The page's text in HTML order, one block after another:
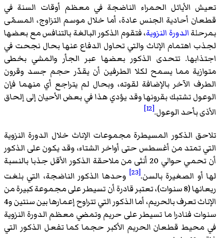
تعيش الأيائل الحمراء الناضجة في معظم أوقات السنة في
قطعان أحادية الجنس عادة، أما خلال موسم التزاوج، المسمّى
بمرحلةالدورة النزوية، فتقوم الذكور البالغة بالتنافس مع بعضها
لجذب اهتمام الإناث والتي تحاول الدفاع عنها بحال نجحت في
اجتذابها. تتحدى الذكور بعضها عبر الجأر والمشي بخطى
متوازية مما يسمح لكلا الطرفين أن يقدّر حجم جسد وقرون
الطرف الآخر بالإضافة لقوته، وبحال لم يتراجع أي منهما فإن
الوعول تشتبك بقرونها وقد يؤدي هذا في بعض الأحيان إلى إلحاق
الأذى بأحد الوعول.[12]
تلاحق الذكور المسيطرة مجموعات الإناث خلال الدورة النزوية
التي تمتد من أغسطس حتى أواخر الشتاء، وقد يكون على الذكور
أن تحمي حوالي 20 أنثى من ملاحقة الذكور الأقل جذبا بالنسبة
لها أو الصغيرة بالسن.[23]
وحدها الذكور الناضجة، التي بلغت
ريعانها (8 سنوات)، تعتبر قادرة أن تسيطر على مجموعة كبيرة من
الإناث تعرف بالحريم، أما الذكور التي تتراوح إعمارها بين سنتين و4
سنوات فنادرا ما تسيطر على حريم وتمضي معظم الدورة النزوية
في محيط قطعان الحريم الأكبر حجما كما تفعل الذكور التي